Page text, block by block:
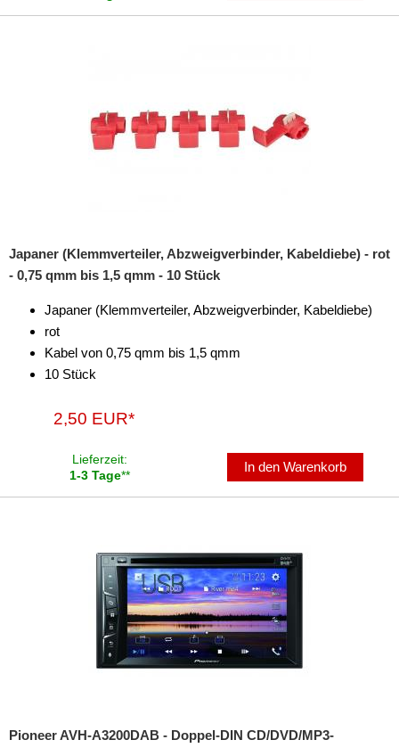
Japaner (Klemmverteiler, Abzweigverbinder, Kabeldiebe) - rot
- 0,75 qmm bis 1,5 qmm - 10 Stück
Japaner (Klemmverteiler, Abzweigverbinder, Kabeldiebe)
rot
Kabel von 0,75 qmm bis 1,5 qmm
10 Stück
2,50 EUR*
Lieferzeit:
1-3 Tage**
In den Warenkorb
Pioneer AVH-A3200DAB - Doppel-DIN CD/DVD/MP3-